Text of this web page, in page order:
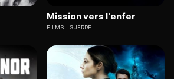
Mission vers l'enfer
FILMS GUERRE